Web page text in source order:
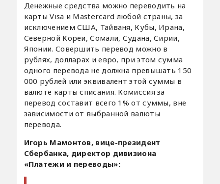
Денежные средства можно переводить на
карты Visa и Mastercard любой страны, за
исключением США, Тайваня, Кубы, Ирана,
Северной Кореи, Сомали, Судана, Сирии,
Японии. Совершить перевод можно в
рублях, долларах и евро, при этом сумма
одного перевода не должна превышать 150
000 рублей или эквивалент этой суммы в
валюте карты списания. Комиссия за
перевод составит всего 1% от суммы, вне
зависимости от выбранной валюты
перевода.
Игорь Мамонтов, вице-президент
Сбербанка, директор дивизиона
«Платежи и переводы»: